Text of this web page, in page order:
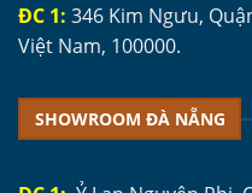
ĐC 1: 346 Kim Ngưu,
Việt Nam, 100000.
SHOWROOM ĐÀ NẴNG